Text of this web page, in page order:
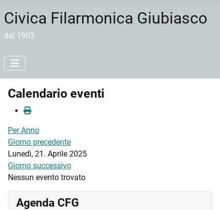
Civica Filarmonica Giubiasco
dal 1903
Calendario eventi
Per Anno
Giorno precedente
Lunedì, 21. Aprile 2025
Giorno successivo
Nessun evento trovato
Agenda CFG